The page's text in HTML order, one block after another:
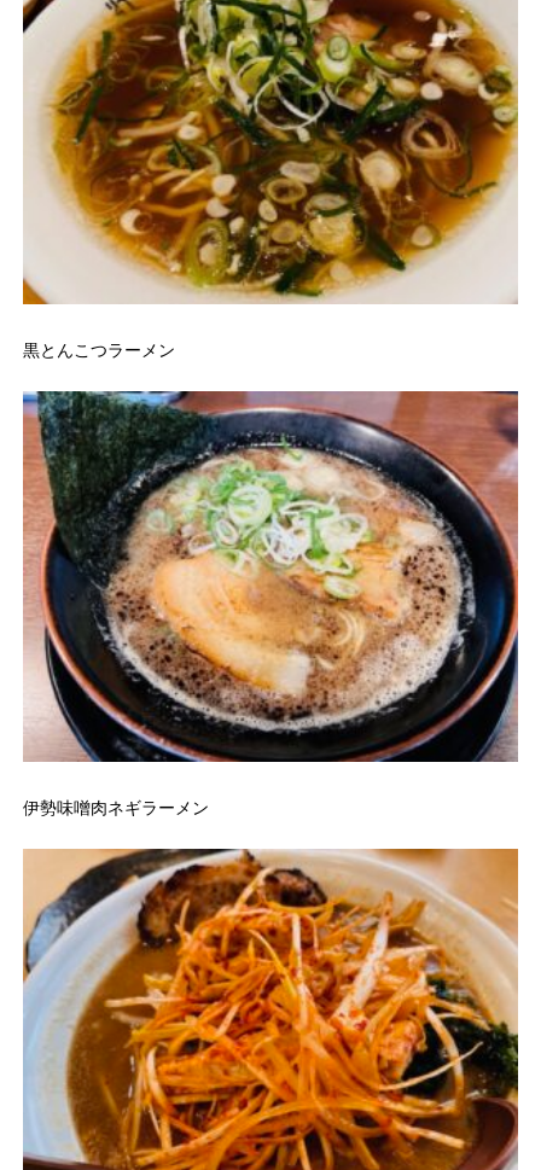
黒とんこつラーメン
伊勢味噌肉ネギラーメン